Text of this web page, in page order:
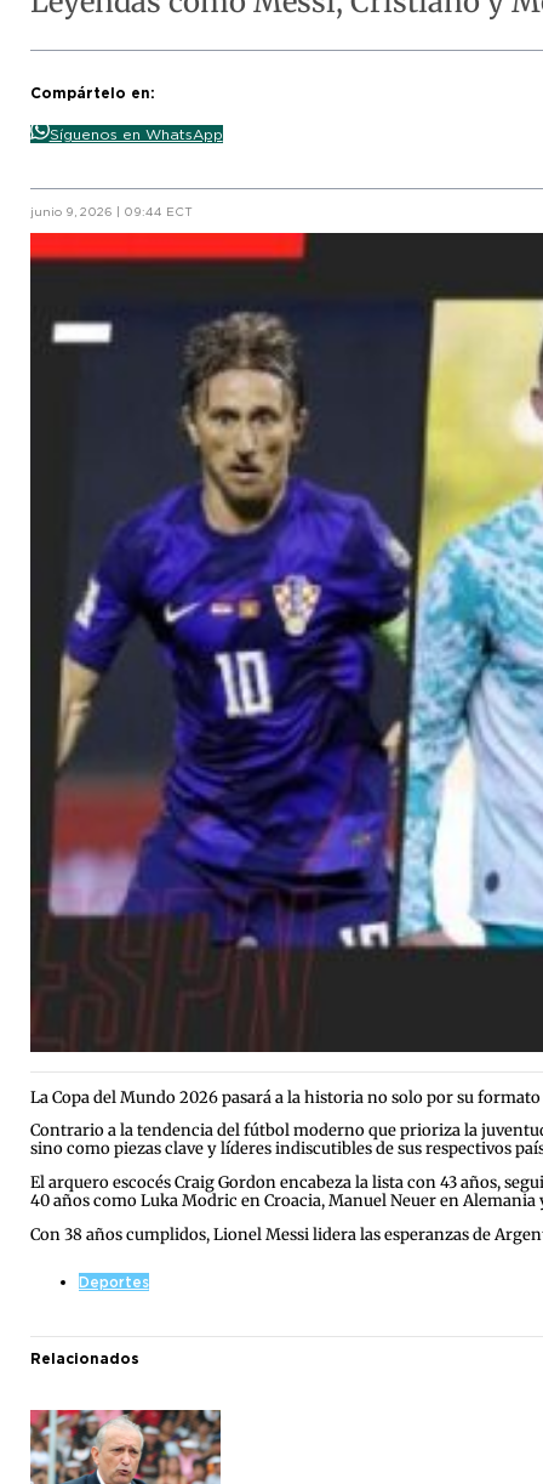
Compártelo en:
Síguenos en WhatsApp
junio 9, 2026 | 09:44 ECT
La Copa del Mundo 2026 pasará a la historia no solo por su
Contrario a la tendencia del fútbol moderno que prioriza la
sino como piezas clave y líderes indiscutibles de sus respectivos
El arquero escocés Craig Gordon encabeza la lista con 43 años,
40 años como Luka Modric en Croacia, Manuel Neuer en
Con 38 años cumplidos, Lionel Messi lidera las esperanzas de
Deportes
Relacionados